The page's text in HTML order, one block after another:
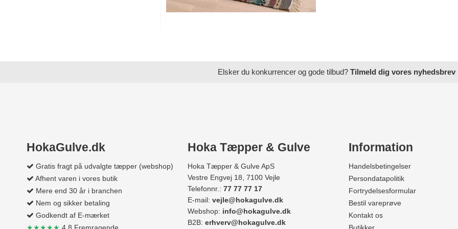
Elsker du konkurrencer og gode tilbud? Tilmeld dig vores nyhedsbrev
HokaGulve.dk
Gratis fragt på udvalgte tæpper (webshop)
Afhent varen i vores butik
Mere end 30 år i branchen
Nem og sikker betaling
Godkendt af E-mærket
Hoka Tæpper & Gulve
Hoka Tæpper & Gulve ApS
Vestre Engvej 18, 7100 Vejle
Telefonnr.: 77 77 77 17
E-mail: vejle@hokagulve.dk
Webshop: info@hokagulve.dk
B2B: erhverv@hokagulve.dk
Information
Handelsbetingelser
Persondatapolitik
Fortrydelsesformular
Bestil vareprøve
Kontakt os